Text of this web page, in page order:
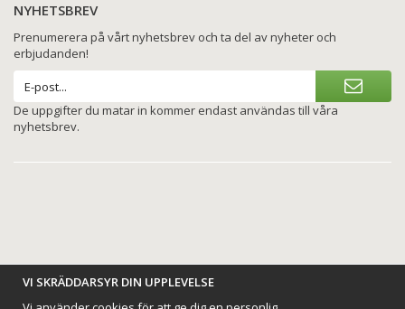
NYHETSBREV
Prenumerera på vårt nyhetsbrev och ta del av nyheter och
erbjudanden!
De uppgifter du matar in kommer endast användas till våra
nyhetsbrev.
BETALNINGSALTERNATIV
VI SKRÄDDARSYR DIN UPPLEVELSE